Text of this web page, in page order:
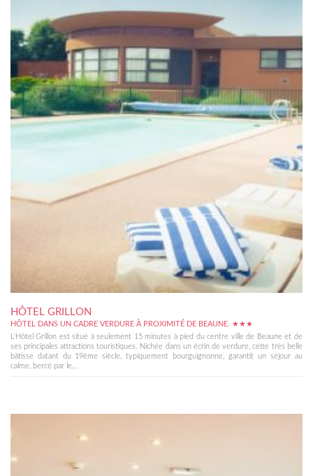
HÔTEL GRILLON
HÔTEL DANS UN CADRE VERDURE À PROXIMITÉ DE BEAUNE. ★★★
L'Hôtel Grillon est situé à seulement 15 minutes à pied du centre ville de Beaune et de
ses principales attractions touristiques. Nichée dans un écrin de verdure, cette très belle
bâtisse datant du 19ème siècle, typiquement bourguignonne, garantit un séjour au
calme, bercé par le...